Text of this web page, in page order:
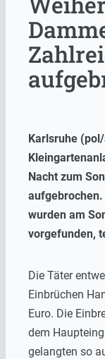
Karlsruhe
Nacht zum
wurden am
vorgefunden,
Die Täter
Einbrüchen
Euro. Die
dem
gelangten so